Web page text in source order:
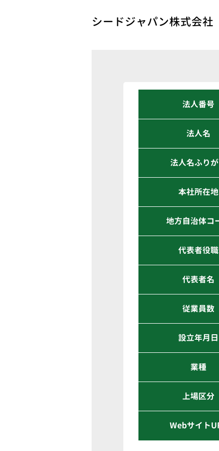
シードジャパン株式会社
法人番号
法人名
法人名ふり
本社所在地
地方自治体コ
代表者役職
代表者名
従業員数
設立年月日
業種
上場区分
Webサイト